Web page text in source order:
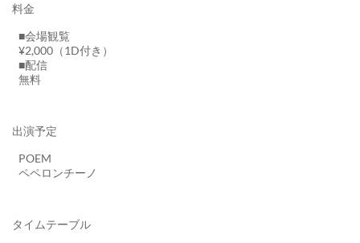
料金
■会場観覧
¥2,000（1D付き）
■配信
無料
出演予定
POEM
ペペロンチーノ
タイムテーブル